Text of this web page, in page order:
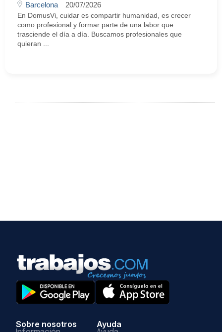
Barcelona 20/07/2026
En DomusVi, cuidar es compartir humanidad, es crecer
como profesional y formar parte de una labor que
trasciende el día a día. Buscamos profesionales que
quieran ...
Sobre nosotros Ayuda